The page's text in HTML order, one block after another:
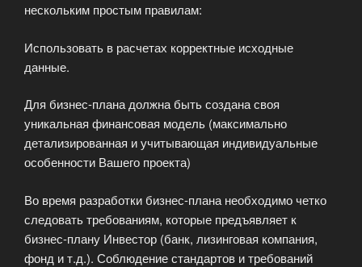
нескольким простым правилам:
Использовать в расчетах корректные исходные
данные.
Для бизнес-плана должна быть создана своя
уникальная финансовая модель (максимально
детализированная и учитывающая индивидуальные
особенности Вашего проекта)
Во время разработки бизнес-плана необходимо четко
следовать требованиям, которые предъявляет к
бизнес-плану Инвестор (банк, лизинговая компания,
фонд и т.д.). Соблюдение стандартов и требований